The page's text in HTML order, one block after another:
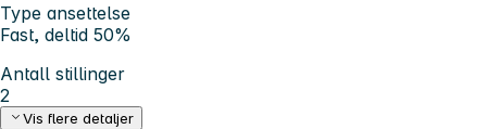
Type ansettelse
Fast, deltid 50%
Antall stillinger
2
Vis flere detaljer